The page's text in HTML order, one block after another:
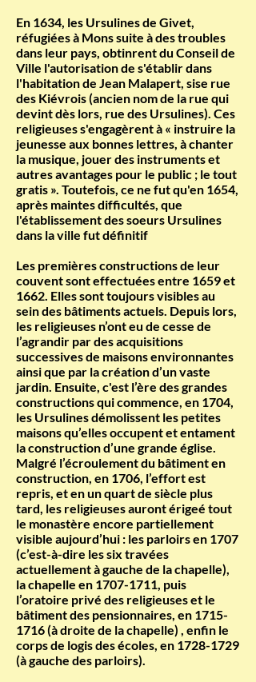
En 1634, les Ursulines de Givet,
réfugiées à Mons suite à des troubles
dans leur pays, obtinrent du Conseil de
Ville l'autorisation de s'établir dans
l'habitation de Jean Malapert, sise rue
des Kiévrois (ancien nom de la rue qui
devint dès lors, rue des Ursulines). Ces
religieuses s'engagèrent à « instruire la
jeunesse aux bonnes lettres, à chanter
la musique, jouer des instruments et
autres avantages pour le public ; le tout
gratis ». Toutefois, ce ne fut qu'en 1654,
après maintes difficultés, que
l'établissement des soeurs Ursulines
dans la ville fut définitif
Les premières constructions de leur
couvent sont effectuées entre 1659 et
1662. Elles sont toujours visibles au
sein des bâtiments actuels. Depuis lors,
les religieuses n’ont eu de cesse de
l’agrandir par des acquisitions
successives de maisons environnantes
ainsi que par la création d’un vaste
jardin. Ensuite, c'est l’ère des grandes
constructions qui commence, en 1704,
les Ursulines démolissent les petites
maisons qu’elles occupent et entament
la construction d’une grande église.
Malgré l’écroulement du bâtiment en
construction, en 1706, l’effort est
repris, et en un quart de siècle plus
tard, les religieuses auront érigeé tout
le monastère encore partiellement
visible aujourd’hui : les parloirs en 1707
(c’est-à-dire les six travées
actuellement à gauche de la chapelle),
la chapelle en 1707-1711, puis
l’oratoire privé des religieuses et le
bâtiment des pensionnaires, en 1715-
1716(à droite de la chapelle) , enfin le
corps de logis des écoles, en 1728-1729
(à gauche des parloirs).